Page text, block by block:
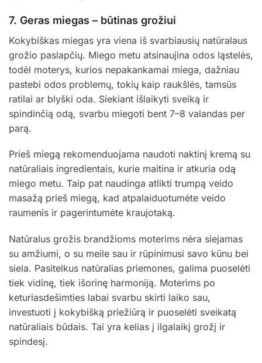
7. Geras miegas – būtinas grožiui
Kokybiškas miegas yra viena iš svarbiausių natūralaus
grožio paslapčių. Miego metu atsinaujina odos ląstelės,
todėl moterys, kurios nepakankamai miega, dažniau
pastebi odos problemų, tokių kaip raukšlės, tamsūs
ratilai ar blyški oda. Siekiant išlaikyti sveiką ir
spindinčią odą, svarbu miegoti bent 7–8 valandas per
parą.
Prieš miegą rekomenduojama naudoti naktinį kremą su
natūraliais ingredientais, kurie maitina ir atkuria odą
miego metu. Taip pat naudinga atlikti trumpą veido
masažą prieš miegą, kad atpalaiduotumėte veido
raumenis ir pagerintumėte kraujotaką.
Natūralus grožis brandžioms moterims nėra siejamas
su amžiumi, o su meile sau ir rūpinimusi savo kūnu bei
siela. Pasitelkus natūralias priemones, galima puoselėti
tiek vidinę, tiek išorinę harmoniją. Moterims po
keturiasdešimties labai svarbu skirti laiko sau,
investuoti į kokybišką priežiūrą ir puoselėti sveikatą
natūraliais būdais. Tai yra kelias į ilgalaikį grožį ir
spindesį.